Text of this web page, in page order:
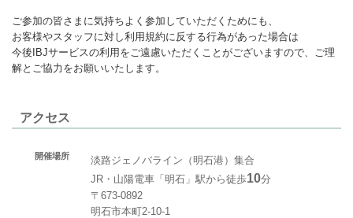
ご参加の皆さまに気持ちよく参加していただくためにも、
お客様やスタッフに対し利用規約に反する行為があった場合は
今後IBJサービスの利用をご遠慮いただくことがございますので、ご理
解とご協力をお願いいたします。
アクセス
開催場所
淡路ジェノバライン（明石港）集合
JR・山陽電車「明石」駅から徒歩10分
〒673-0892
明石市本町2-10-1